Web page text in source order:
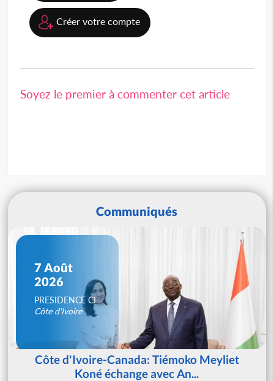
Créer votre compte
Soyez le premier à commenter cet article
Communiqués
7 Août
2026
PRESIDENCE CI
Côte d'Ivoire
Côte d'Ivoire-Canada: Tiémoko Meyliet
Koné échange avec An...